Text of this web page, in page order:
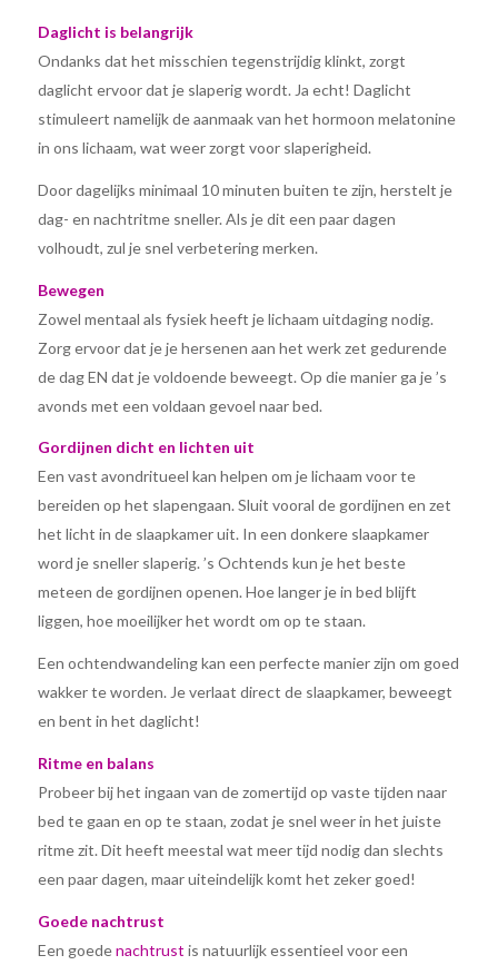
Daglicht is belangrijk
Ondanks dat het misschien tegenstrijdig klinkt, zorgt
daglicht ervoor dat je slaperig wordt. Ja echt! Daglicht
stimuleert namelijk de aanmaak van het hormoon melatonine
in ons lichaam, wat weer zorgt voor slaperigheid.
Door dagelijks minimaal 10 minuten buiten te zijn, herstelt je
dag- en nachtritme sneller. Als je dit een paar dagen
volhoudt, zul je snel verbetering merken.
Bewegen
Zowel mentaal als fysiek heeft je lichaam uitdaging nodig.
Zorg ervoor dat je je hersenen aan het werk zet gedurende
de dag EN dat je voldoende beweegt. Op die manier ga je ’s
avonds met een voldaan gevoel naar bed.
Gordijnen dicht en lichten uit
Een vast avondritueel kan helpen om je lichaam voor te
bereiden op het slapengaan. Sluit vooral de gordijnen en zet
het licht in de slaapkamer uit. In een donkere slaapkamer
word je sneller slaperig. ’s Ochtends kun je het beste
meteen de gordijnen openen. Hoe langer je in bed blijft
liggen, hoe moeilijker het wordt om op te staan.
Een ochtendwandeling kan een perfecte manier zijn om goed
wakker te worden. Je verlaat direct de slaapkamer, beweegt
en bent in het daglicht!
Ritme en balans
Probeer bij het ingaan van de zomertijd op vaste tijden naar
bed te gaan en op te staan, zodat je snel weer in het juiste
ritme zit. Dit heeft meestal wat meer tijd nodig dan slechts
een paar dagen, maar uiteindelijk komt het zeker goed!
Goede nachtrust
Een goedenachtrust is natuurlijk essentieel voor een